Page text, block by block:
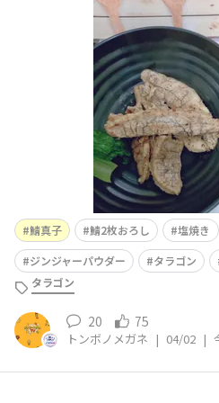
を見つけたので、さっぱりと
て、焼きました鯖にホワイト
ゴンP、タイムPをかけて15分
レープシードオイルを引いて
効かなくなり…皮が剥がれて
鯖真子 鯖2枚おろし 塩焼き
ジンジャーパウダー
タラゴン
タラゴン
20 75
トンボノメガネ | 04/02 |